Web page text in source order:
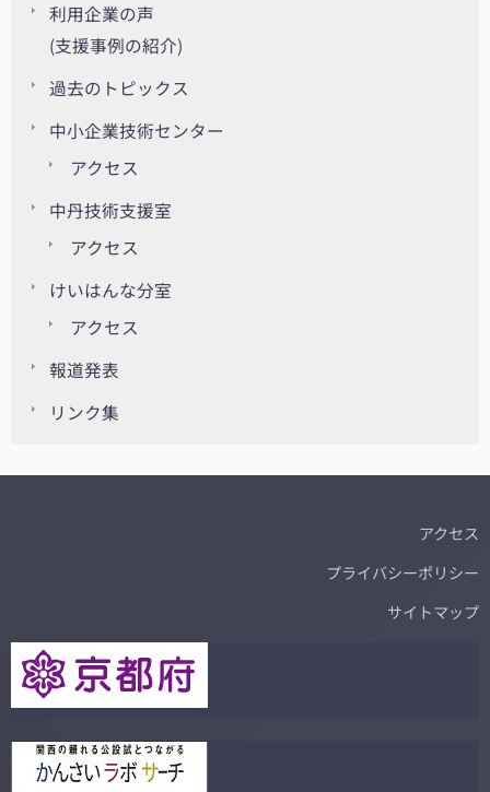
利用企業の声
(支援事例の紹介)
過去のトピックス
中小企業技術センター
アクセス
中丹技術支援室
アクセス
けいはんな分室
アクセス
報道発表
リンク集
アクセス
プライバシーポリシー
サイトマップ